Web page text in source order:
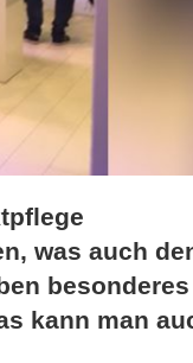
was auch
kann man